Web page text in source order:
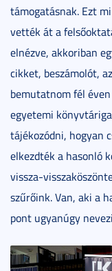
támogatásnak. Ezt
vették át a
elnézve, akkoriban
cikket, beszámolót,
bemutatnom fél
egyetemi
tájékozódni, hogyan
elkezdték a hasonló
vissza-
szűrőink. Van, aki a
pont ugyanúgy